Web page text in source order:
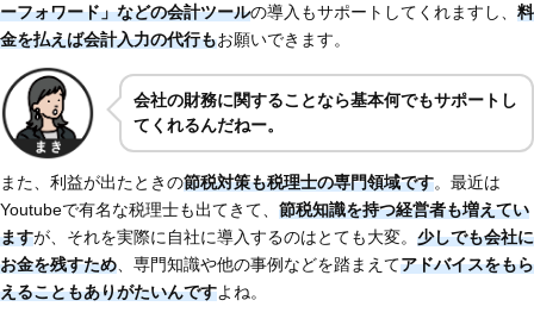
ーフォワード」などの会計ツールの導入もサポートしてくれますし、 料
金を払えば会計入力の代行もお願いできます。
会社の財務に関することなら基本何でもサポートし
てくれるんだねー。
また、利益が出たときの節税対策も税理士の専門領域です。最近は
Youtubeで有名な税理士も出てきて、 節税知識を持つ経営者も増えてい
ますが、それを実際に自社に導入するのはとても大変。 少しでも会社に
お金を残すため 、専門知識や他の事例などを踏まえてアドバイスをもら
えることもありがたいんですよね。